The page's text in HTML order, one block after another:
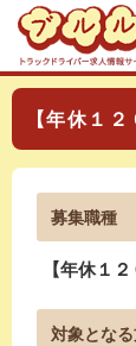
【年休１
募集職種
【年休１
対象とな